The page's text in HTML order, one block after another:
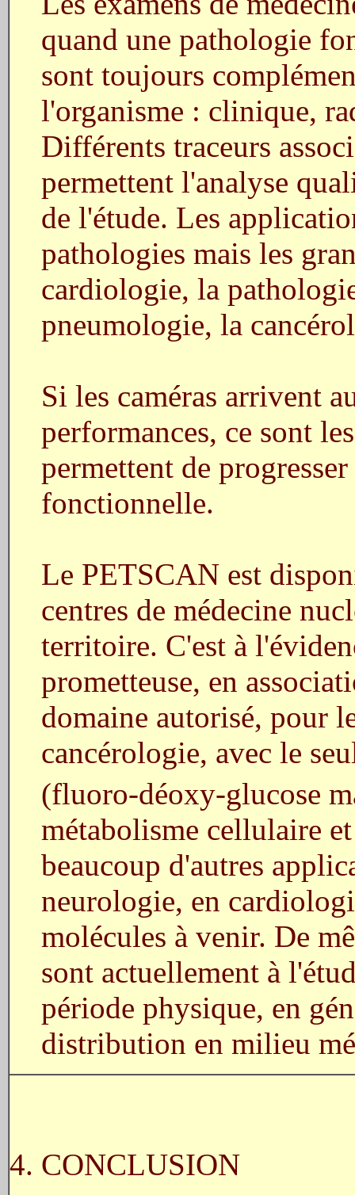
quand une pathologie
sont toujours
l'organisme : clinique,
Différents traceurs
permettent l'analyse
de l'étude. Les
pathologies mais les
cardiologie, la
pneumologie, la
Si les caméras arrivent
performances, ce sont
permettent de
fonctionnelle.
Le PETSCAN est
centres de médecine
territoire. C'est à
prometteuse, en
domaine autorisé, pour
cancérologie, avec le
(fluoro-déoxy-glucose
métabolisme cellulaire
beaucoup d'autres
neurologie, en
molécules à venir. De
sont actuellement à
période physique, en
distribution en milieu
4. CONCLUSION